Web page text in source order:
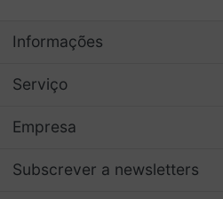
Informações
Serviço
Empresa
Subscrever a newsletters